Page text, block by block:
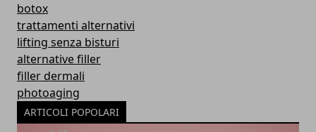
botox
trattamenti alternativi
lifting senza bisturi
alternative filler
filler dermali
photoaging
ARTICOLI POPOLARI